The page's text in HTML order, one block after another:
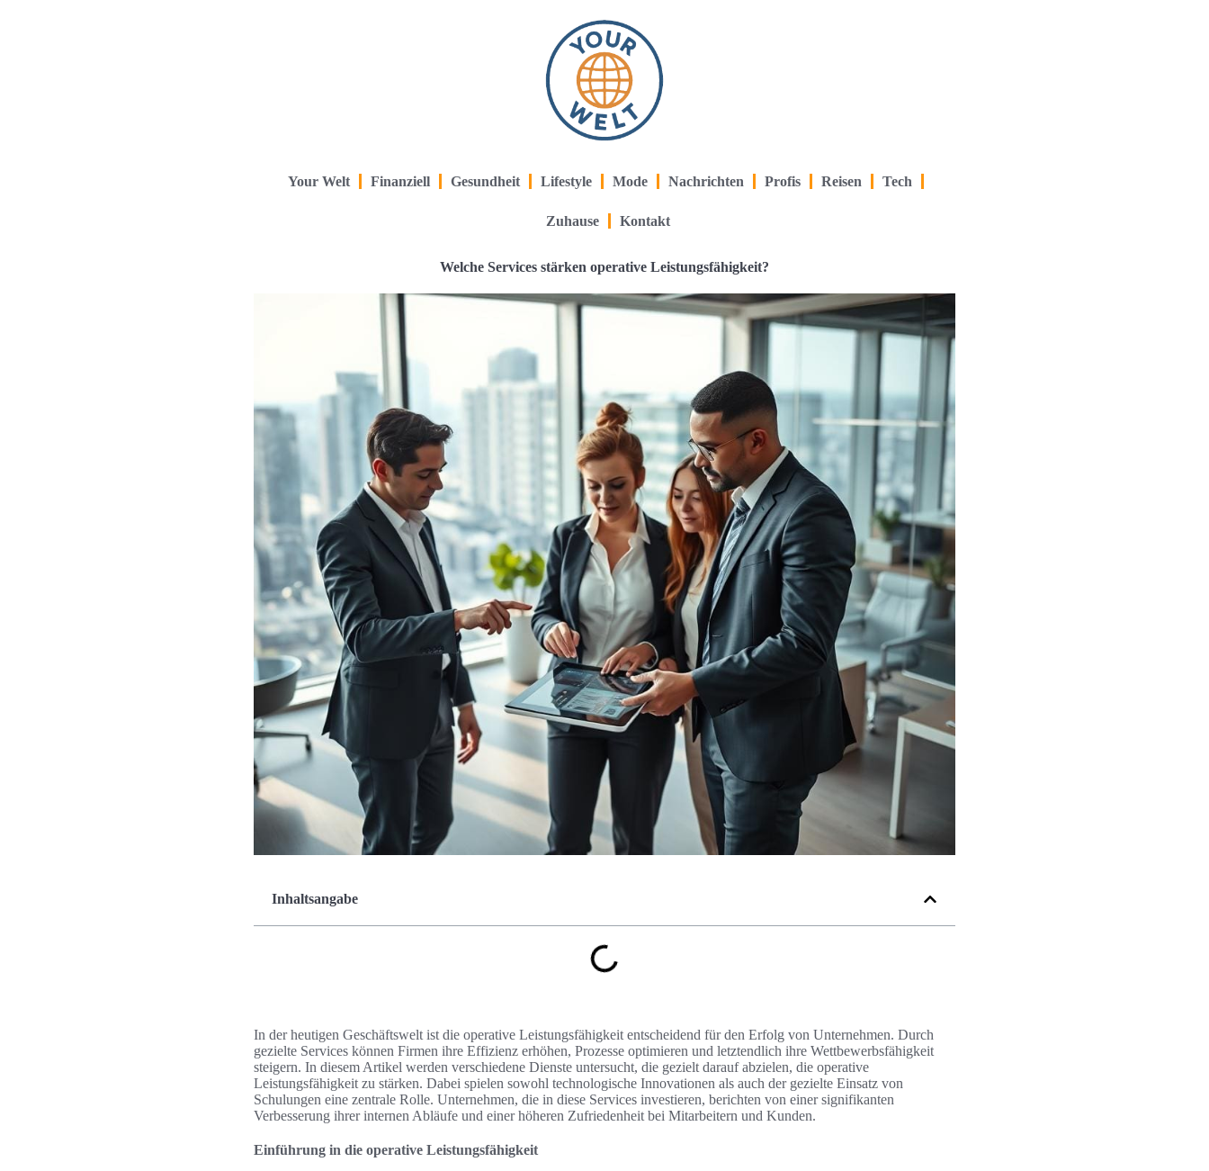
Your Welt Finanziell Gesundheit Lifestyle Mode Nachrichten Profis Reisen Tech
Zuhause Kontakt
Welche Services stärken operative Leistungsfähigkeit?
Inhaltsangabe
In der heutigen Geschäftswelt ist die operative Leistungsfähigkeit entscheidend für den Erfolg von Unternehmen. Durch
gezielte Services können Firmen ihre Effizienz erhöhen, Prozesse optimieren und letztendlich ihre Wettbewerbsfähigkeit
steigern. In diesem Artikel werden verschiedene Dienste untersucht, die gezielt darauf abzielen, die operative
Leistungsfähigkeit zu stärken. Dabei spielen sowohl technologische Innovationen als auch der gezielte Einsatz von
Schulungen eine zentrale Rolle. Unternehmen, die in diese Services investieren, berichten von einer signifikanten
Verbesserung ihrer internen Abläufe und einer höheren Zufriedenheit bei Mitarbeitern und Kunden.
Einführung in die operative Leistungsfähigkeit